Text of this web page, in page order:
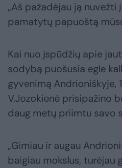
„Aš pažadėjau ją nuvežti
pamatytų papuoštą
Kai nuo įspūdžių apie
sodybą puošusia egle
gyvenimą Andrioniškyje,
V.Jozokienė prisipažino
daug metų priimtu savo
„Gimiau ir augau
baigiau mokslus, turėjau